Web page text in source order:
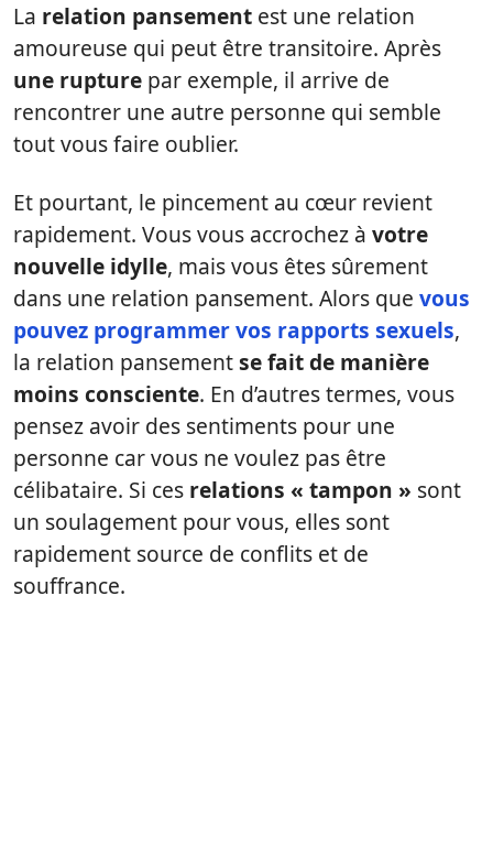
La relation pansement est une relation
amoureuse qui peut être transitoire. Après
une rupture par exemple, il arrive de
rencontrer une autre personne qui semble
tout vous faire oublier.
Et pourtant, le pincement au cœur revient
rapidement. Vous vous accrochez à votre
nouvelle idylle, mais vous êtes sûrement
dans une relation pansement. Alors que vous
pouvez programmer vos rapports sexuels,
la relation pansementse fait de manière
moins consciente. En d’autres termes, vous
pensez avoir des sentiments pour une
personne car vous ne voulez pas être
célibataire. Si ces relations « tampon » sont
un soulagement pour vous, elles sont
rapidement source de conflits et de
souffrance.